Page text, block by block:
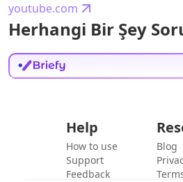
youtube.com
Herhangi Bir Şey
Help
How to use
Support
Feedback
Blog